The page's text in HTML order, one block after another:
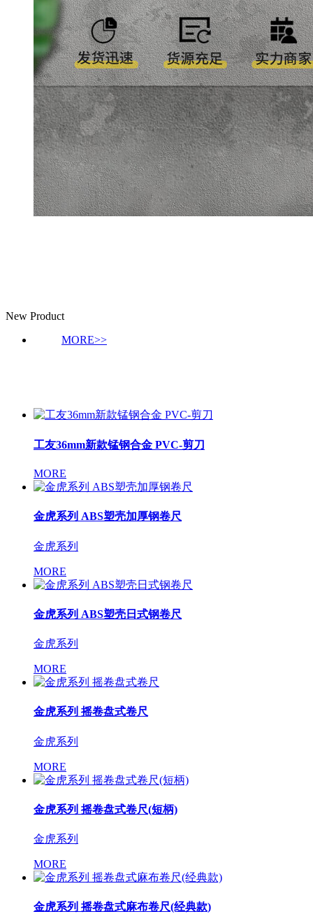
New Product
MORE>>
工友36mm新款锰钢合金 PVC-剪刀
MORE
金虎系列 ABS塑壳加厚钢卷尺
金虎系列
MORE
金虎系列 ABS塑壳日式钢卷尺
金虎系列
MORE
金虎系列 摇卷盘式卷尺
金虎系列
MORE
金虎系列 摇卷盘式卷尺(短柄)
金虎系列
MORE
金虎系列 摇卷盘式麻布卷尺(经典款)